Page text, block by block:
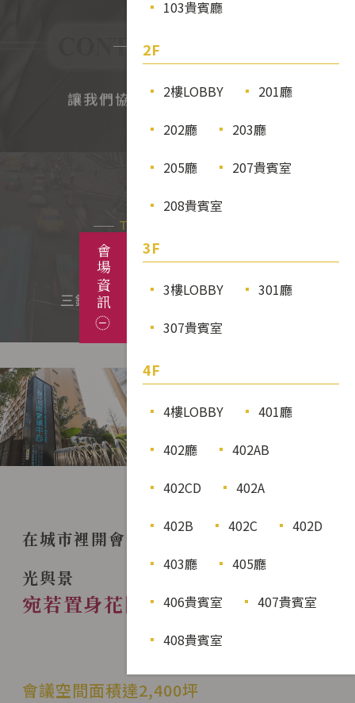
會場資訊
103貴賓廳
2F
2樓LOBBY
201廳
202廳
203廳
205廳
207貴賓室
208貴賓室
3F
3樓LOBBY
301廳
307貴賓室
4F
4樓LOBBY
401廳
402廳
402AB
402CD
402A
402B
402C
402D
403廳
405廳
406貴賓室
407貴賓室
408貴賓室
202廳
203廳
307廳
3F Lobby
402廳
4F Lobby
戶外
101 後戶外
立即預約
Booking Now
讓我們協助您完成舉辦各項活動
交通資訊
Traffic Information
台北市中正區徐州路2號
位於台北市核心區域，
三鐵共構、機場捷運及多線公車等
在城市裡開會也能伴隨著花香鳥語
光與景
宛若置身花園裡的會議中心
About NTUH
會議空間面積達2,400坪